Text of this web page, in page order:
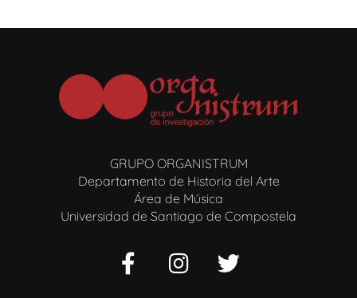
GRUPO ORGANISTRUM
Departamento de Historia del Arte
Área de Música
Universidad de Santiago de Compostela